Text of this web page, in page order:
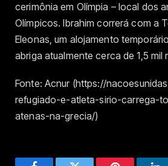
cerimônia em Olímpia – local dos
Olímpicos. Ibrahim correrá com a
Eleonas, um alojamento
abriga atualmente cerca de 1,5 mil
Fonte: Acnur (https://
refugiado-e-atleta-sirio-carrega-
atenas-na-grecia/)